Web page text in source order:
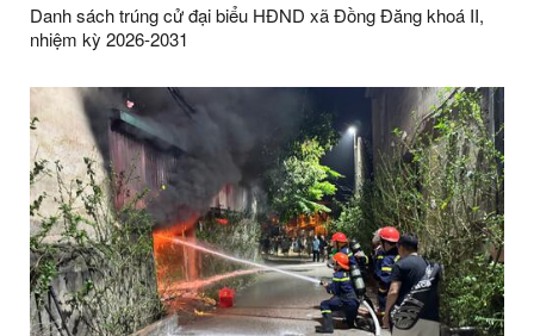
Danh sách trúng cử đại biểu HĐND xã Đồng Đăng khoá II,
nhiệm kỳ 2026-2031